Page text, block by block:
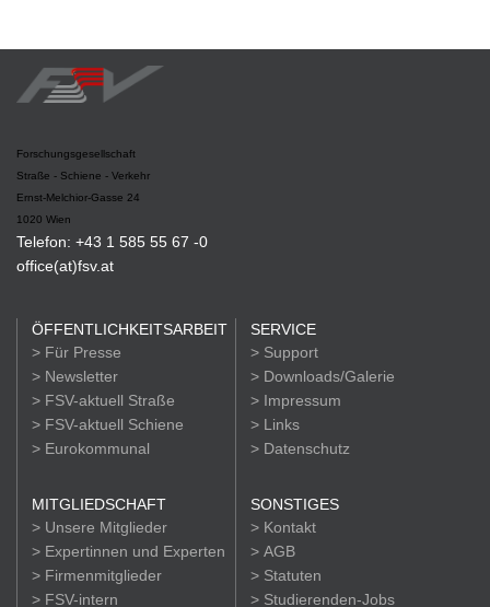
Forschungsgesellschaft
Straße - Schiene - Verkehr
Ernst-Melchior-Gasse 24
1020 Wien
Telefon: +43 1 585 55 67 -0
office(at)fsv.at
ÖFFENTLICHKEITSARBEIT
> Für Presse
> Newsletter
> FSV-aktuell Straße
> FSV-aktuell Schiene
> Eurokommunal
SERVICE
> Support
> Downloads/Galerie
> Impressum
> Links
> Datenschutz
MITGLIEDSCHAFT
> Unsere Mitglieder
> Expertinnen und Experten
> Firmenmitglieder
> FSV-intern
SONSTIGES
> Kontakt
> AGB
> Statuten
> Studierenden-Jobs